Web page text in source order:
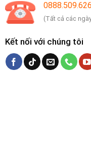
0888.509.626
(Tất cả các
Kết nối với chúng tôi